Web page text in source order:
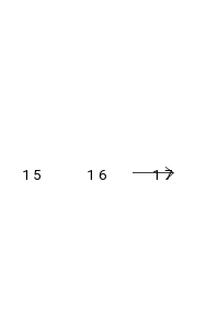
15 16 17